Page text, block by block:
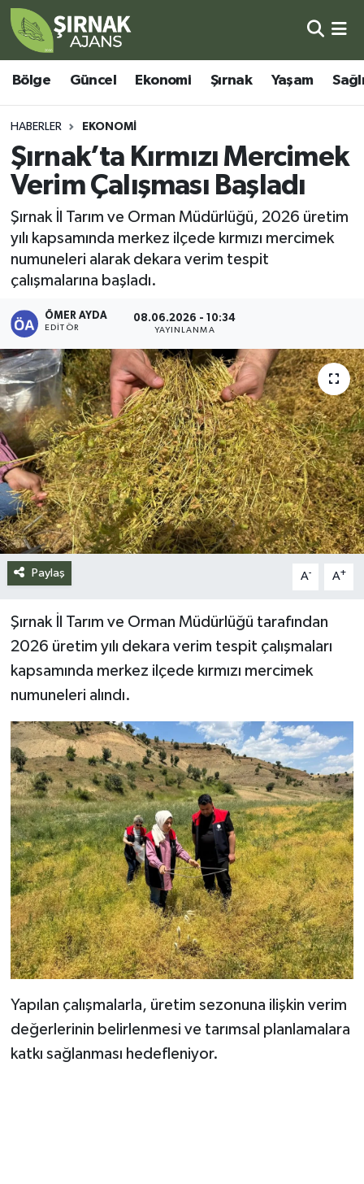
Bölge Güncel Ekonomi Şırnak Yaşam
HABERLER EKONOMI
Şırnak’ta Kırmızı Mercimek
Verim Çalışması Başladı
Şırnak İl Tarım ve Orman Müdürlüğü, 2026 üretim
yılı kapsamında merkez ilçede kırmızı mercimek
numuneleri alarak dekara verim tespit
çalışmalarına başladı.
ÖMER AYDA
EDITÖR
08.06.2026 - 10:34
YAYINLANMA
Paylaş A- A+
Şırnak İl Tarım ve Orman Müdürlüğü tarafından
2026 üretim yılı dekara verim tespit çalışmaları
kapsamında merkez ilçede kırmızı mercimek
numuneleri alındı.
Yapılan çalışmalarla, üretim sezonuna ilişkin verim
değerlerinin belirlenmesi ve tarımsal planlamalara
katkı sağlanması hedefleniyor.
Bölge
Güncel
Ekonomi
Şırnak
Sağlık
Eğitim
Kültür - Sanat
Siyaset
Spor
Teknoloji
Yazarlar
Şırnak Nöbetçi Eczaneler
Şırnak Hava Durumu
Şirnak Namaz Vakitleri
Şırnak Trafik Yoğunluk Haritası
Süper Lig Puan Durumu ve Fikstür
Tüm Manşetler
Son Dakika Haberleri
Haber Arşivi